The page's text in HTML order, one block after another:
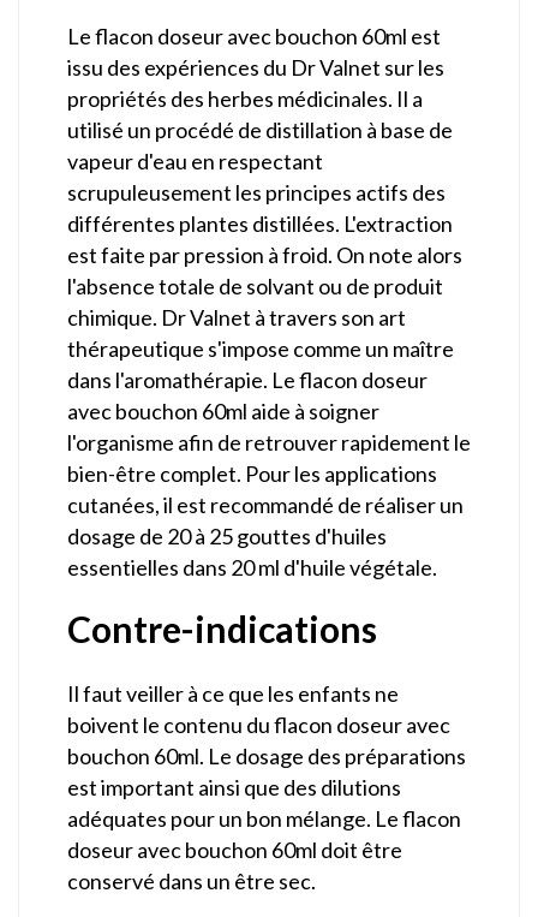
Le flacon doseur avec bouchon 60ml est
issu des expériences du Dr Valnet sur les
propriétés des herbes médicinales. Il a
utilisé un procédé de distillation à base de
vapeur d'eau en respectant
scrupuleusement les principes actifs des
différentes plantes distillées. L'extraction
est faite par pression à froid. On note alors
l'absence totale de solvant ou de produit
chimique. Dr Valnet à travers son art
thérapeutique s'impose comme un maître
dans l'aromathérapie. Le flacon doseur
avec bouchon 60ml aide à soigner
l'organisme afin de retrouver rapidement le
bien-être complet. Pour les applications
cutanées, il est recommandé de réaliser un
dosage de 20 à 25 gouttes d'huiles
essentielles dans 20 ml d'huile végétale.
Contre-indications
Il faut veiller à ce que les enfants ne
boivent le contenu du flacon doseur avec
bouchon 60ml. Le dosage des préparations
est important ainsi que des dilutions
adéquates pour un bon mélange. Le flacon
doseur avec bouchon 60ml doit être
conservé dans un être sec.